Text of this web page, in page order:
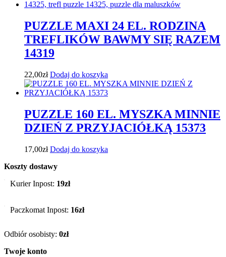
PUZZLE MAXI 24 EL. RODZINA
TREFLIKÓW BAWMY SIĘ RAZEM
14319
22,00zł Dodaj do koszyka
PUZZLE 160 EL. MYSZKA MINNIE
DZIEŃ Z PRZYJACIÓŁKĄ 15373
17,00zł Dodaj do koszyka
Koszty dostawy
Kurier Inpost: 19zł
Paczkomat Inpost: 16zł
Odbiór osobisty: 0zł
Twoje konto